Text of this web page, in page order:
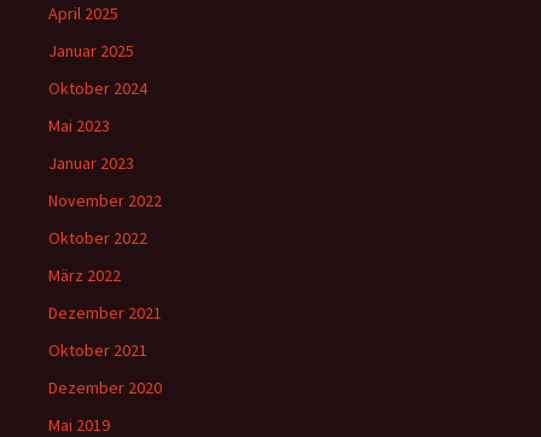
April 2025
Januar 2025
Oktober 2024
Mai 2023
Januar 2023
November 2022
Oktober 2022
März 2022
Dezember 2021
Oktober 2021
Dezember 2020
Mai 2019